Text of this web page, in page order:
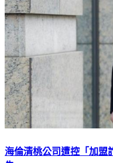
海倫清桃公司遭控「加